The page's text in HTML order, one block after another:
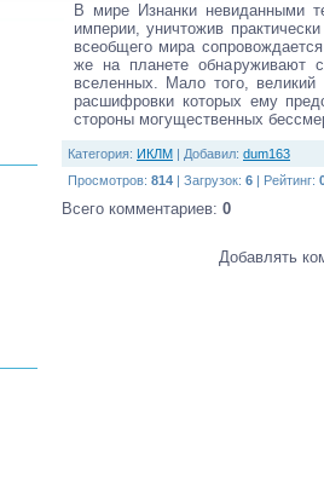
В мире Изнанки невиданными
империи, уничтожив
всеобщего мира
же на планете обнаруживают
вселенных. Мало того,
расшифровки которых ему
стороны могущественных
Категория: ИКЛМ Добавил: dum163
Просмотров: 814 Загрузок: 6 Рейтинг:
Всего комментариев: 0
Добавлять